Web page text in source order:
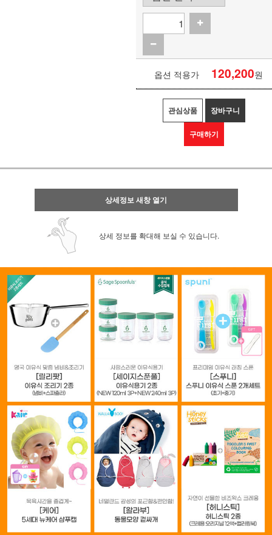
옵션 적용가 120,200원
관심상품 장바구니
구매하기
상세정보 새창 열기
상세 정보를 확대해 보실 수 있습니다.